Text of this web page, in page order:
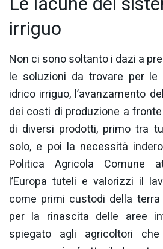
irriguo
Non ci sono soltanto i dazi a
le soluzioni da trovare per
idrico irriguo, l’avanzamento
dei costi di produzione a
di diversi prodotti, primo tra
solo, e poi la necessità
Politica Agricola Comune
l’Europa tuteli e valorizzi il
come primi custodi della
per la rinascita delle aree
spiegato agli agricoltori